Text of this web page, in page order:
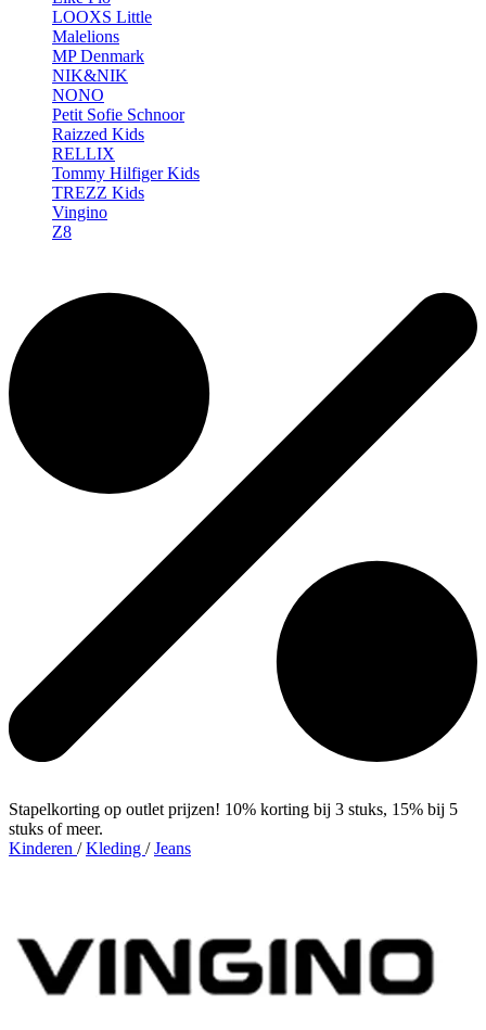
LOOXS Little
Malelions
MP Denmark
NIK&NIK
NONO
Petit Sofie Schnoor
Raizzed Kids
RELLIX
Tommy Hilfiger Kids
TREZZ Kids
Vingino
Z8
Stapelkorting op outlet prijzen! 10% korting bij 3 stuks, 15% bij 5
stuks of meer.
Kinderen / Kleding / Jeans